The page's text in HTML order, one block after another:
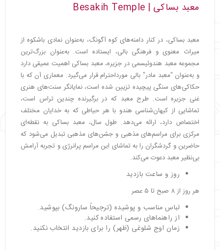
معبد بساکی | Besakih Temple
معبد بساکی، در کنار دامنه‌های کوه آگونگ، به‌عنوان نمادی باشکوه از
میراث معنوی و فرهنگی بالی، ایستاده است. به‌عنوان بزرگ‌ترین
مجموعه معبد هندوئیسمی در جزیره، معبد بساکی اهمیت عمیقی دارد
و به‌عنوان "معبد مادر" بالی مورداحترام قرار می‌گیرد. معماری آن که با
حکاکی‌های سنگی پیچیده تزیین شده است، نمایانگر سنت‌های هنری
غنی جزیره است. طرح معبد که در برگیرنده چندین تراس است،
تماشایی از کیهان‌شناسی هندو با هر حیاطی که به خدایان مختلف
اختصاص دارد، ارائه می‌دهد. طول سال، معبد بساکی به نقطه‌ای
مرکزی برای مراسم‌های مذهبی و جشن‌های مذهبی تبدیل می‌شود که
حاضرین و گردشگران را به تماشای این مراسم پرانرژی و تجربه آرامش
بی‌نظیر معبد دعوت می‌کند.
روز و ساعت بازدید
هر روز از ۸ صبح تا ۵ عصر
لباس مناسب و پوشیده (ترجیحاً سارونگ) بپوشید.
از راهنماهای رسمی استفاده کنید.
زمان اوج شلوغی (ظهر) را برای بازدید انتخاب نکنید.